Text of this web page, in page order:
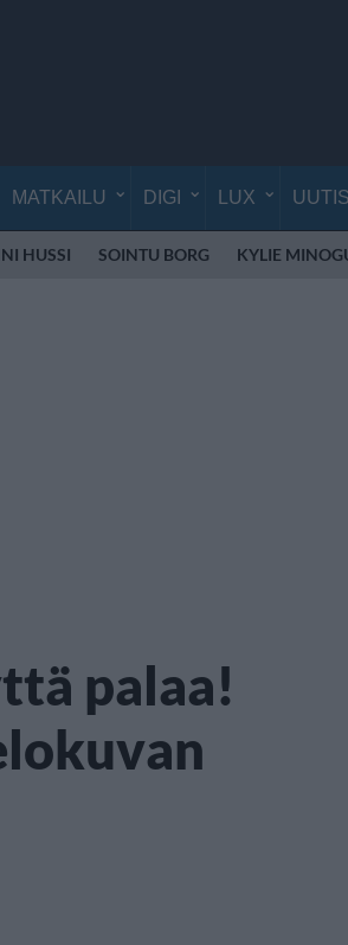
MATKAILU DIGI LUX
HUSSI SOINTU BORG KYLIE
palaa!